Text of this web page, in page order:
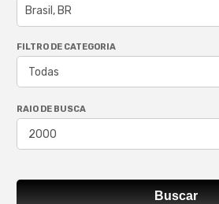
FILTRO DE CATEGORIA
RAIO DE BUSCA
Buscar